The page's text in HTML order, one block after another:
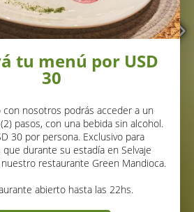
tu menú por USD
30
con nosotros podrás acceder a un
pasos, con una bebida sin alcohol.
30 por persona. Exclusivo para
durante su estadía en Selvaje
restaurante Green Mandioca.
abierto hasta las 22hs.